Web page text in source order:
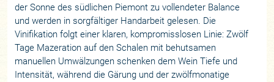
der Sonne des südlichen Piemont zu vollendeter Balance
und werden in sorgfältiger Handarbeit gelesen. Die
Vinifikation folgt einer klaren, kompromisslosen Linie: Zwölf
Tage Mazeration auf den Schalen mit behutsamen
manuellen Umwälzungen schenken dem Wein Tiefe und
Intensität, während die Gärung und der zwölfmonatige